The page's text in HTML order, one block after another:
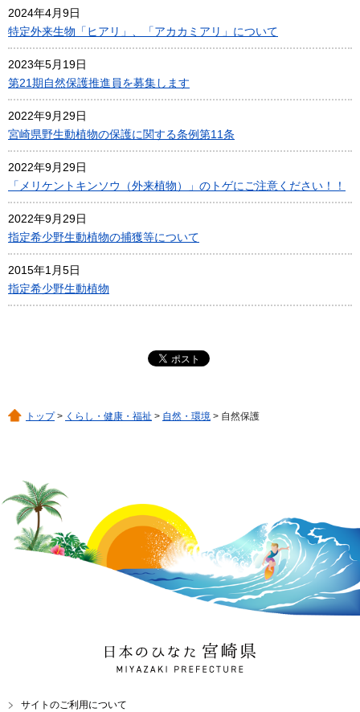
2024年4月9日
特定外来生物「ヒアリ」、「アカカミアリ」について
2023年5月19日
第21期自然保護推進員を募集します
2022年9月29日
宮崎県野生動植物の保護に関する条例第11条
2022年9月29日
「メリケントキンソウ（外来植物）」のトゲにご注意ください！！
2022年9月29日
指定希少野生動植物の捕獲等について
2015年1月5日
指定希少野生動植物
トップ> くらし・健康・福祉 > 自然・環境 > 自然保護
日本のひなた 宮崎県
MIYAZAKI PREFECTURE
サイトのご利用について